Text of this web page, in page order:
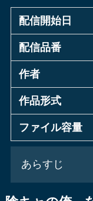
配信開始日
配信品番
作者
作品形式
ファイル容量
あらすじ